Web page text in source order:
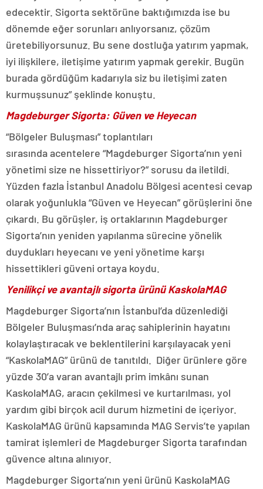
edecektir. Sigorta sektörüne baktığımızda ise bu
dönemde eğer sorunları anlıyorsanız, çözüm
üretebiliyorsunuz. Bu sene dostluğa yatırım yapmak,
iyi ilişkilere, iletişime yatırım yapmak gerekir. Bugün
burada gördüğüm kadarıyla siz bu iletişimi zaten
kurmuşsunuz” şeklinde konuştu.
Magdeburger Sigorta: Güven ve Heyecan
“Bölgeler Buluşması” toplantıları
sırasında acentelere “Magdeburger Sigorta’nın yeni
yönetimi size ne hissettiriyor?” sorusu da iletildi.
Yüzden fazla İstanbul Anadolu Bölgesi acentesi cevap
olarak yoğunlukla “Güven ve Heyecan” görüşlerini öne
çıkardı. Bu görüşler, iş ortaklarının Magdeburger
Sigorta’nın yeniden yapılanma sürecine yönelik
duydukları heyecanı ve yeni yönetime karşı
hissettikleri güveni ortaya koydu.
Yenilikçi ve avantajlı sigorta ürünü KaskolaMAG
Magdeburger Sigorta’nın İstanbul’da düzenlediği
Bölgeler Buluşması’nda araç sahiplerinin hayatını
kolaylaştıracak ve beklentilerini karşılayacak yeni
“KaskolaMAG” ürünü de tanıtıldı. Diğer ürünlere göre
yüzde 30’a varan avantajlı prim imkânı sunan
KaskolaMAG, aracın çekilmesi ve kurtarılması, yol
yardım gibi birçok acil durum hizmetini de içeriyor.
KaskolaMAG ürünü kapsamında MAG Servis’te yapılan
tamirat işlemleri de Magdeburger Sigorta tarafından
güvence altına alınıyor.
Magdeburger Sigorta’nın yeni ürünü KaskolaMAG